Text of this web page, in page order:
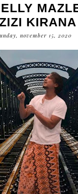
KIRANA
november 15, 2020